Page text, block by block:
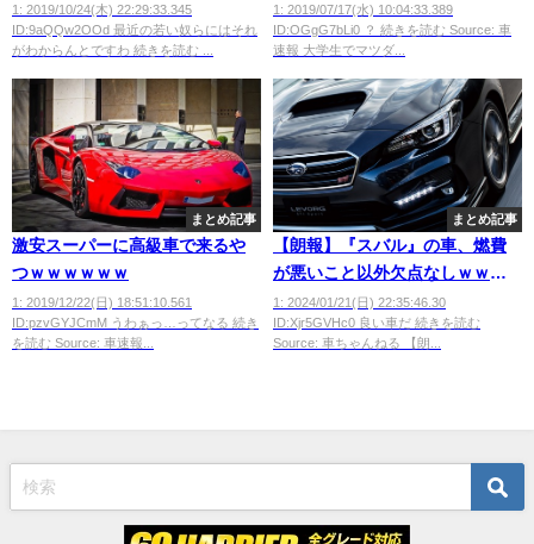
1: 2019/10/24(木) 22:29:33.345
ID:9aQQw2OOd 最近の若い奴らにはそれ
がわからんとですわ 続きを読む ...
1: 2019/07/17(水) 10:04:33.389
ID:OGgG7bLi0 ？ 続きを読む Source: 車
速報 大学生でマツダ...
まとめ記事
激安スーパーに高級車で来るや
つｗｗｗｗｗｗ
1: 2019/12/22(日) 18:51:10.561
ID:pzvGYJCmM うわぁっ…ってなる 続き
を読む Source: 車速報...
まとめ記事
【朗報】『スバル』の車、燃費
が悪いこと以外欠点なしｗｗｗ
ｗｗｗ
1: 2024/01/21(日) 22:35:46.30
ID:Xjr5GVHc0 良い車だ 続きを読む
Source: 車ちゃんねる 【朗...